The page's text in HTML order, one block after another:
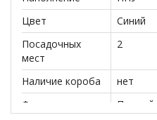
Прямой диван Форест
менеджера по телефону
**Цены на официальном
действительны только для
могут отличаться от цен
салонах сети!
Цвет
Синий
Посадочных
мест
2
Наличие короба
нет
Форма
Прямой